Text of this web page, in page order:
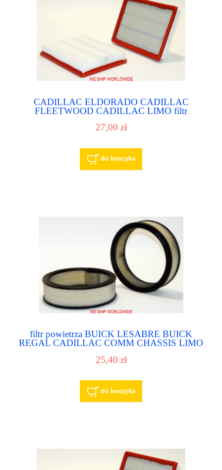
CADILLAC ELDORADO CADILLAC
FLEETWOOD CADILLAC LIMO filtr
27,00 zł
do koszyka
filtr powietrza BUICK LESABRE BUICK
REGAL CADILLAC COMM CHASSIS LIMO
25,40 zł
do koszyka